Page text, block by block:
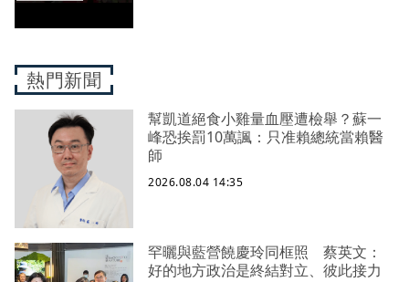
熱門新聞
幫凱道絕食小雞量血壓遭檢舉？蘇一
峰恐挨罰10萬諷：只准賴總統當賴醫
師
2026.08.04 14:35
罕曬與藍營饒慶玲同框照 蔡英文：
好的地方政治是終結對立、彼此接力